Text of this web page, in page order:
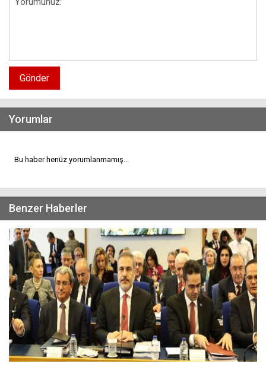
Gönder
Yorumlar
Bu haber henüz yorumlanmamış...
Benzer Haberler